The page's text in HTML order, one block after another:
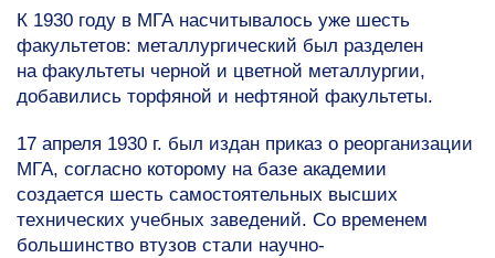
К 1930 году в МГА насчитывалось уже шесть
факультетов: металлургический был разделен
на факультеты черной и цветной металлургии,
добавились торфяной и нефтяной факультеты.
17 апреля 1930 г. был издан приказ о реорганизации
МГА, согласно которому на базе академии
создается шесть самостоятельных высших
технических учебных заведений. Со временем
большинство втузов стали научно-